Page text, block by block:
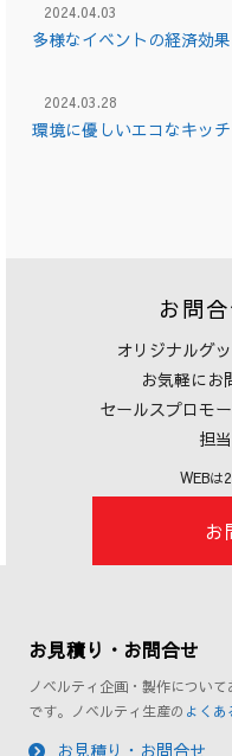
2024.04.03
多様なイベントの経済効
2024.03.28
環境に優しいエコなキッ
お問
オリジナルグ
お気軽にお
セールスプロモ
担
WEBは
お
お見積り・お問合せ
ノベルティ企画・製作につい
です。ノベルティ生産の よくあ
お見積り・お問合せ